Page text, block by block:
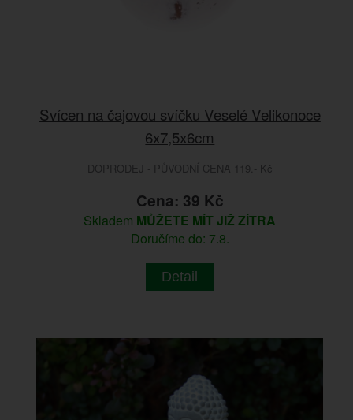
Svícen na čajovou svíčku Veselé Velikonoce
6x7,5x6cm
DOPRODEJ - PŮVODNÍ CENA 119.- Kč
Cena: 39 Kč
Skladem MŮŽETE MÍT JIŽ ZÍTRA
Doručíme do: 7.8.
Detail